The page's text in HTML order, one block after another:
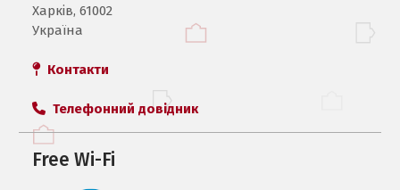
Харків, 61002
Україна
Контакти
Телефонний довідник
Free Wi-Fi